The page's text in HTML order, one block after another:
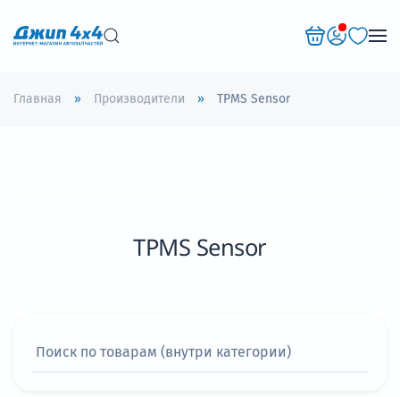
Перейти к содержимому
Главная Производители TPMS Sensor
TPMS Sensor